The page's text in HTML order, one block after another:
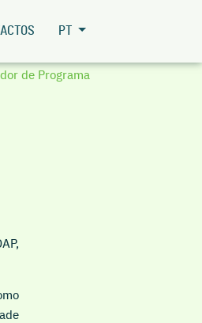
PT
de Programa